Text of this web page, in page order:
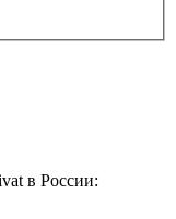
в России: